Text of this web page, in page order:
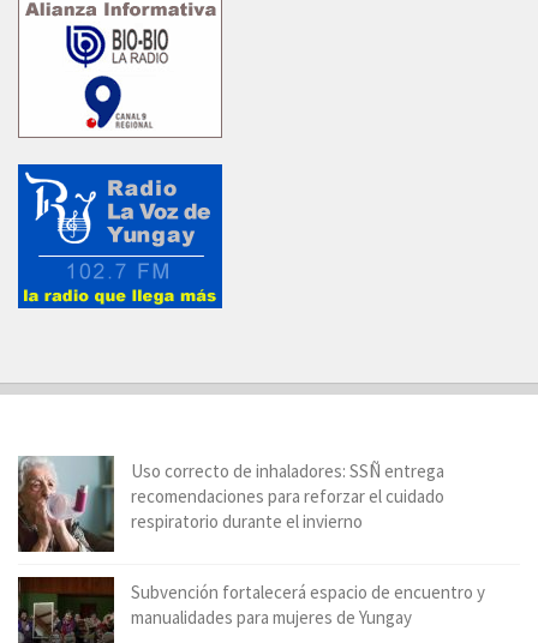
Uso correcto de inhaladores: SSÑ entrega
recomendaciones para reforzar el cuidado
respiratorio durante el invierno
Subvención fortalecerá espacio de encuentro y
manualidades para mujeres de Yungay